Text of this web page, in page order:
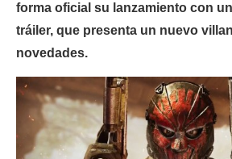
forma oficial su lanzamiento con
tráiler, que presenta un nuevo
novedades.